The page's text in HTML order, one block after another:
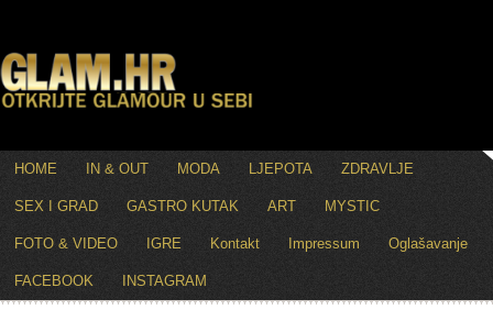
HOME IN & OUT MODA LJEPOTA ZDRAVLJE
SEX I GRAD GASTRO KUTAK ART MYSTIC
FOTO & VIDEO IGRE Kontakt Impressum Oglašavanje
FACEBOOK INSTAGRAM